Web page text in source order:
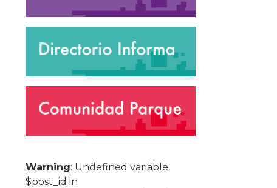
Warning: Undefined variable
$post_id in